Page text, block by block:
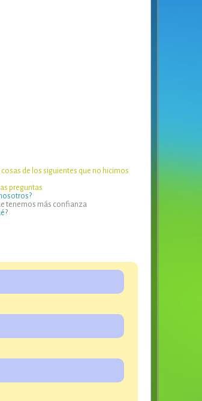
de los siguientes que no hicimos
preguntas
tenemos más confianza